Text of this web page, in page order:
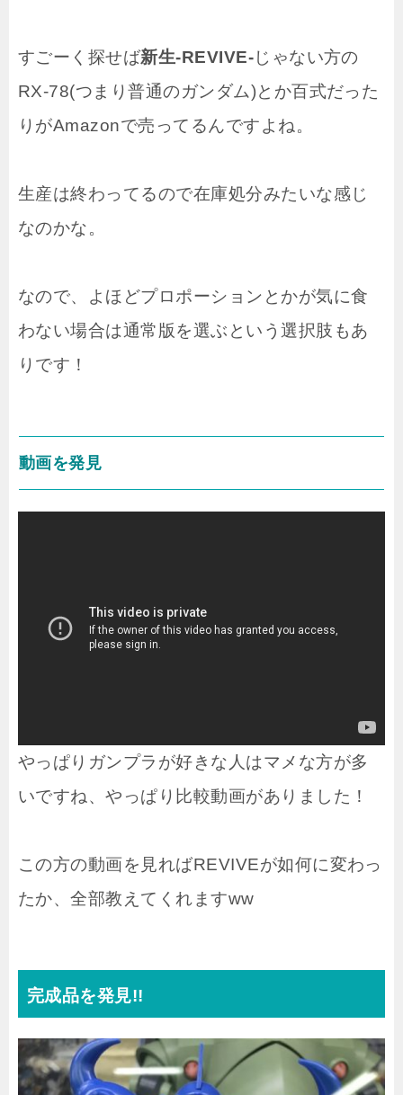
すごーく探せば新生-REVIVE-じゃない方の
RX-78(つまり普通のガンダム)とか百式だった
りがAmazonで売ってるんですよね。
生産は終わってるので在庫処分みたいな感じ
なのかな。
なので、よほどプロポーションとかが気に食
わない場合は通常版を選ぶという選択肢もあ
りです！
動画を発見
やっぱりガンプラが好きな人はマメな方が多
いですね、やっぱり比較動画がありました！
この方の動画を見ればREVIVEが如何に変わっ
たか、全部教えてくれますww
完成品を発見!!